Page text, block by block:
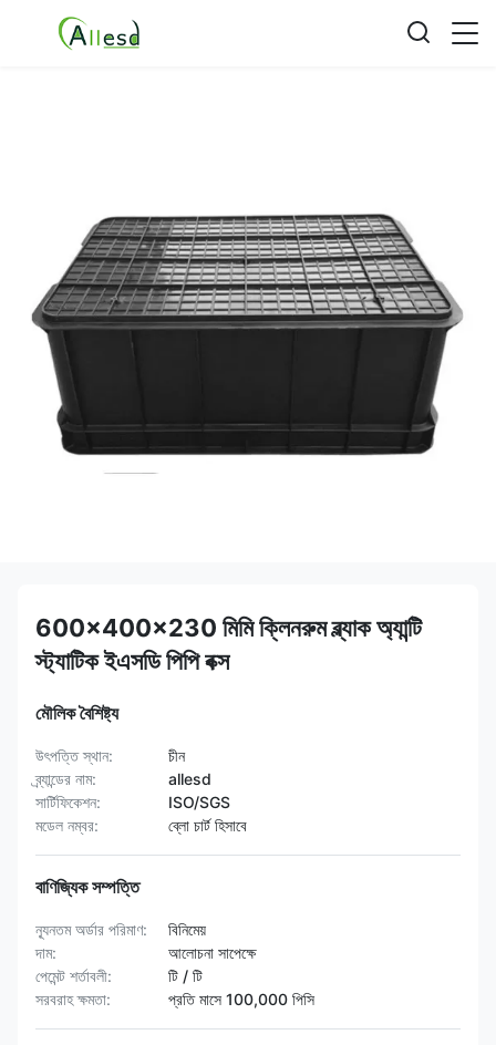
600x400x230 মিমি ক্লিনরুম ব্ল্যাক অ্যান্টি
স্ট্যাটিক ইএসডি পিপি বক্স
মৌলিক বৈশিষ্ট্য
উৎপত্তি স্থান:
চীন
ব্র্যান্ডের নাম:
allesd
সার্টিফিকেশন:
ISO/SGS
মডেল নম্বর:
ব্লো চার্ট হিসাবে
বাণিজ্যিক সম্পত্তি
ন্যূনতম অর্ডার পরিমাণ:
বিনিমেয়
দাম:
আলোচনা সাপেক্ষে
পেমেন্ট শর্তাবলী:
টি / টি
সরবরাহ ক্ষমতা:
প্রতি মাসে 100,000 পিসি